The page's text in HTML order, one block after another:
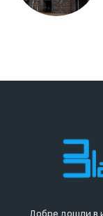
Добре дошли в